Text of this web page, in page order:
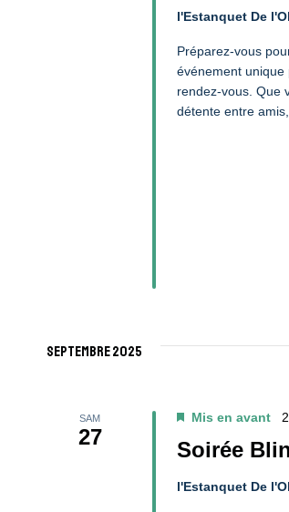
l'Estanquet De
Préparez-vous
événement unique
rendez-vous. Que
détente entre
septembre 2025
SAM
27
Soirée
Mis en avant
l'Estanquet De